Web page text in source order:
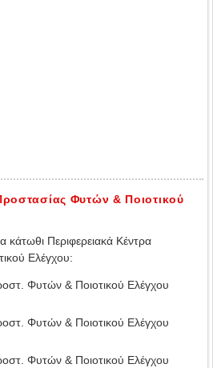
Φυτών & Ποιοτικού
κάτωθι Περιφερειακά Κέντρα
Ελέγχου:
Φυτών & Ποιοτικού Ελέγχου
Φυτών & Ποιοτικού Ελέγχου
Φυτών & Ποιοτικού Ελέγχου